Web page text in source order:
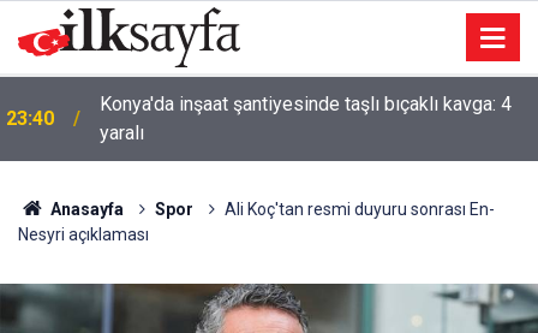
23:40
Konya'da inşaat şantiyesinde taşlı bıçaklı kavga: 4
yaralı
23:09
AK Parti'li Zorlu: Türk Dünyası Düşünce ve Araştırma
Merkezi’ni Keçiören’de kurma kararı aldık
Anasayfa Spor
Ali Koç'tan resmi duyuru sonrası En-
Nesyri açıklaması